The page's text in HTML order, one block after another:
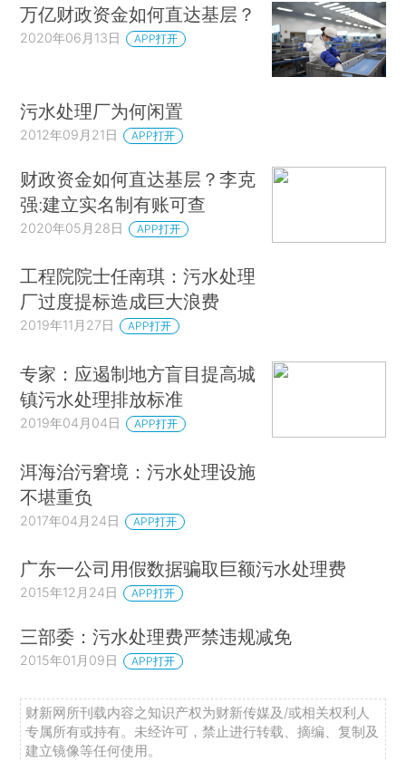
万亿财政资金如何直达基层？
2020年06月13日 APP打开
污水处理厂为何闲置
2012年09月21日 APP打开
财政资金如何直达基层？李克
强:建立实名制有账可查
2020年05月28日 APP打开
工程院院士任南琪：污水处理
厂过度提标造成巨大浪费
2019年11月27日 APP打开
专家：应遏制地方盲目提高城
镇污水处理排放标准
2019年04月04日 APP打开
洱海治污窘境：污水处理设施
不堪重负
2017年04月24日 APP打开
广东一公司用假数据骗取巨额污水处理费
2015年12月24日 APP打开
三部委：污水处理费严禁违规减免
2015年01月09日 APP打开
财新网所刊载内容之知识产权为财新传媒及/或相关权利人
专属所有或持有。未经许可，禁止进行转载、摘编、复制及
建立镜像等任何使用。